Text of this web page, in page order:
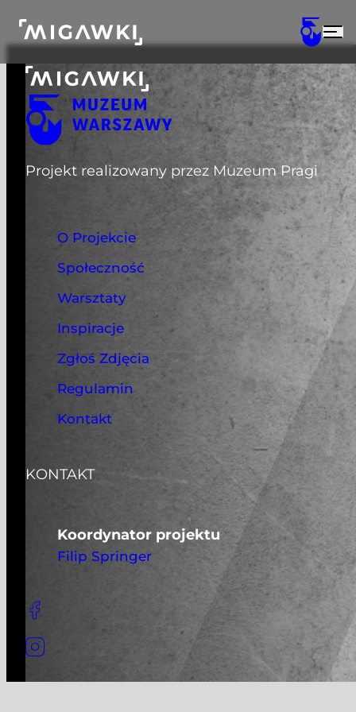
Przejdź do treści
Projekt realizowany przez Muzeum Pragi
O Projekcie
Społeczność
Warsztaty
Inspiracje
Zgłoś Zdjęcia
Regulamin
Kontakt
KONTAKT
Koordynator projektu
Filip Springer